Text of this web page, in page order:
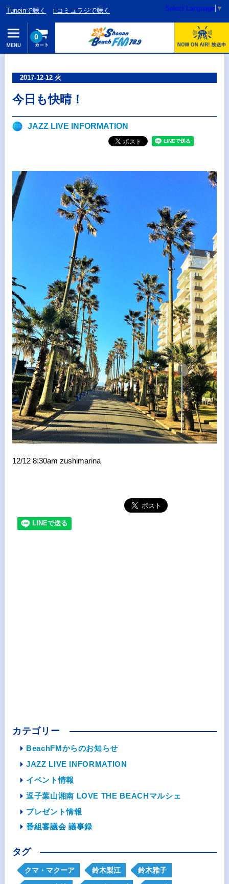
Tuneinで聴く i-コミュラジで聴く Select Language ▼
0
2017-12-12 火
今日も快晴！
JAZZ LIVE INFORMATION
12/12 8:30am zushimarina
カテゴリー
BeachFMからのお知らせ
JAZZ LIVE INFORMATION
イベント情報
逗子葉山湘南 LOVE THE BEACHマルシェ
プレゼント情報
番組審議会 議事録
タグ
クマ・マクーア 鈴木梨江 鈴木雅子